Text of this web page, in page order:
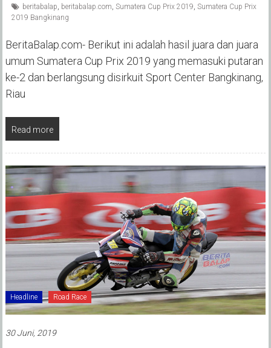
beritabalap, beritabalap.com, Sumatera Cup Prix 2019, Sumatera Cup Prix
2019 Bangkinang
BeritaBalap.com- Berikut ini adalah hasil juara dan juara
umum Sumatera Cup Prix 2019 yang memasuki putaran
ke-2 dan berlangsung disirkuit Sport Center Bangkinang,
Riau
Read more
Headline Road Race
30 Juni, 2019